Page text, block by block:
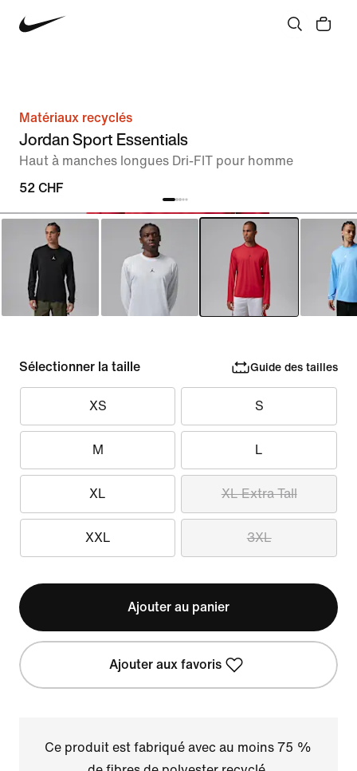
Matériaux recyclés
Jordan Sport Essentials
Haut à manches longues Dri-FIT pour homme
52 CHF
Sélectionner la taille Guide des tailles
XS S
M L
XL XL Extra Tall
XXL 3XL
Ajouter au panier
Ajouter aux favoris
Ce produit est fabriqué avec au moins 75 %